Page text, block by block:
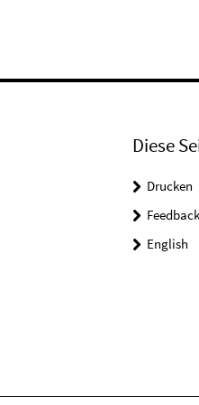
Diese
Drucken
Feedback
English